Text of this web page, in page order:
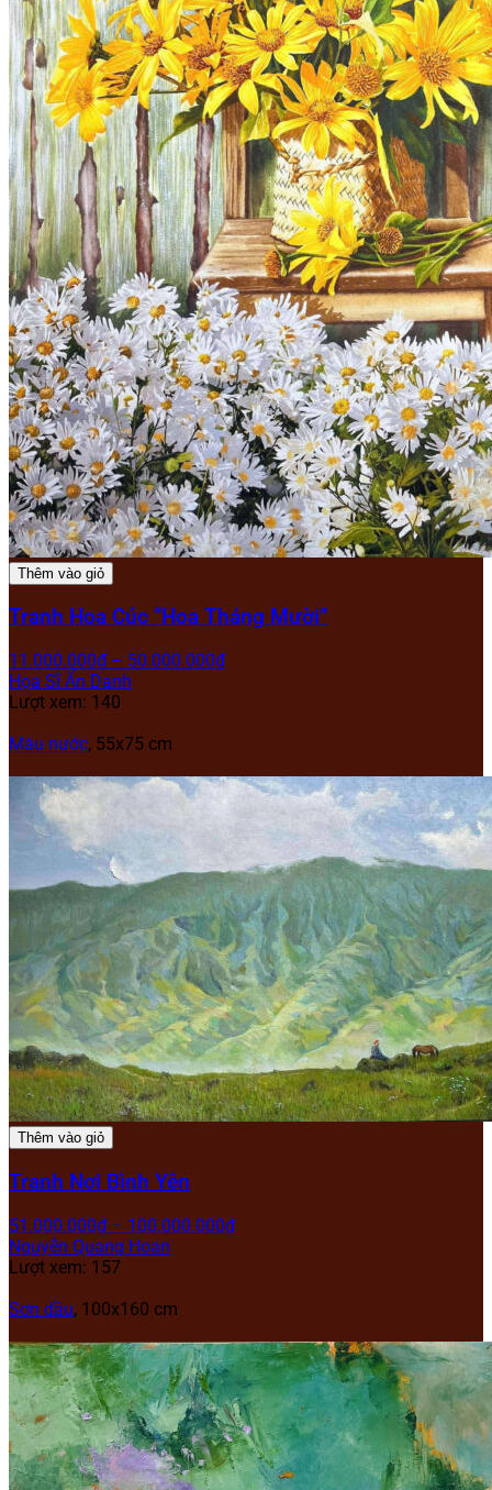
Thêm vào giỏ
Tranh Hoa Cúc “Hoa Tháng Mười”
11.000.000₫ – 50.000.000₫
Họa Sĩ Ẩn Danh
Lượt xem: 140
Màu nước, 55x75 cm
Thêm vào giỏ
Tranh Nơi Bình Yên
51.000.000₫ – 100.000.000₫
Nguyễn Quang Hoan
Lượt xem: 157
Sơn dầu, 100x160 cm